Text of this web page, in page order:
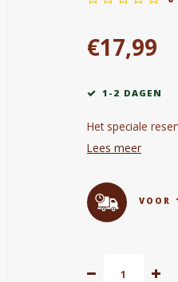
€17,99
1-2 DAGEN
Het speciale
Lees meer
VOOR